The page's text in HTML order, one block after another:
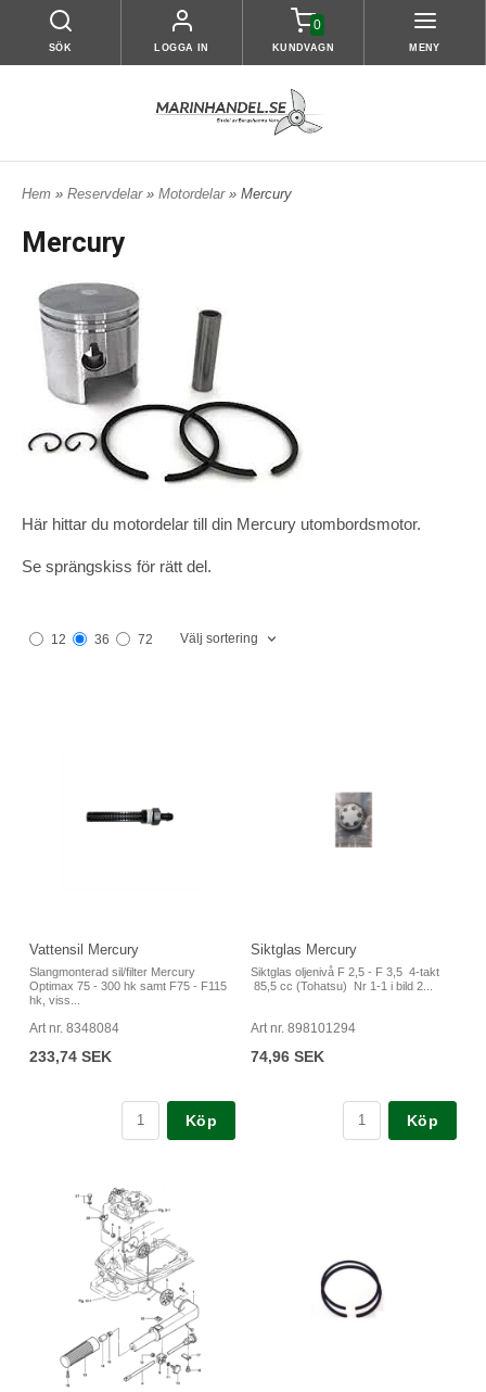
SÖK LOGGA IN
0
KUNDVAGN MENY
Hem » Reservdelar » Motordelar » Mercury
Mercury
Här hittar du motordelar till din Mercury utombordsmotor.
Se sprängskiss för rätt del.
12 36 72 Välj sortering
Vattensil Mercury
Slangmonterad sil/filter Mercury
Optimax 75 - 300 hk samt F75 - F115
hk, viss...
Art nr. 8348084
233,74 SEK
Köp
Siktglas Mercury
Siktglas oljenivå F 2,5 - F 3,5 4-takt
85,5 cc (Tohatsu) Nr 1-1 i bild 2...
Art nr. 898101294
74,96 SEK
Köp